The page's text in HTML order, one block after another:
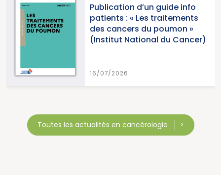
Publication d’un guide info
patients : « Les traitements
des cancers du poumon »
(Institut National du Cancer)
16/07/2026
Toutes les actualités en cancérologie